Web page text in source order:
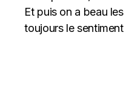
Et puis on a beau
toujours le